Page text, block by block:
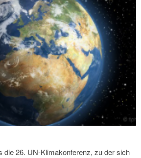
die 26. UN-Klimakonferenz, zu der sich